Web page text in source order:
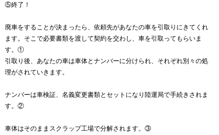
⑤終了！
廃車をすることが決まったら、依頼先があなたの車を引取りにきてくれ
ます。そこで必要書類を渡して契約を交わし、車を引取ってもらいま
す。①
引取り後、あなたの車は車体とナンバーに分けられ、それぞれ別々の処
理がされていきます。
ナンバーは車検証、名義変更書類とセットになり陸運局で手続きされま
す。②
車体はそのままスクラップ工場で分解されます。③